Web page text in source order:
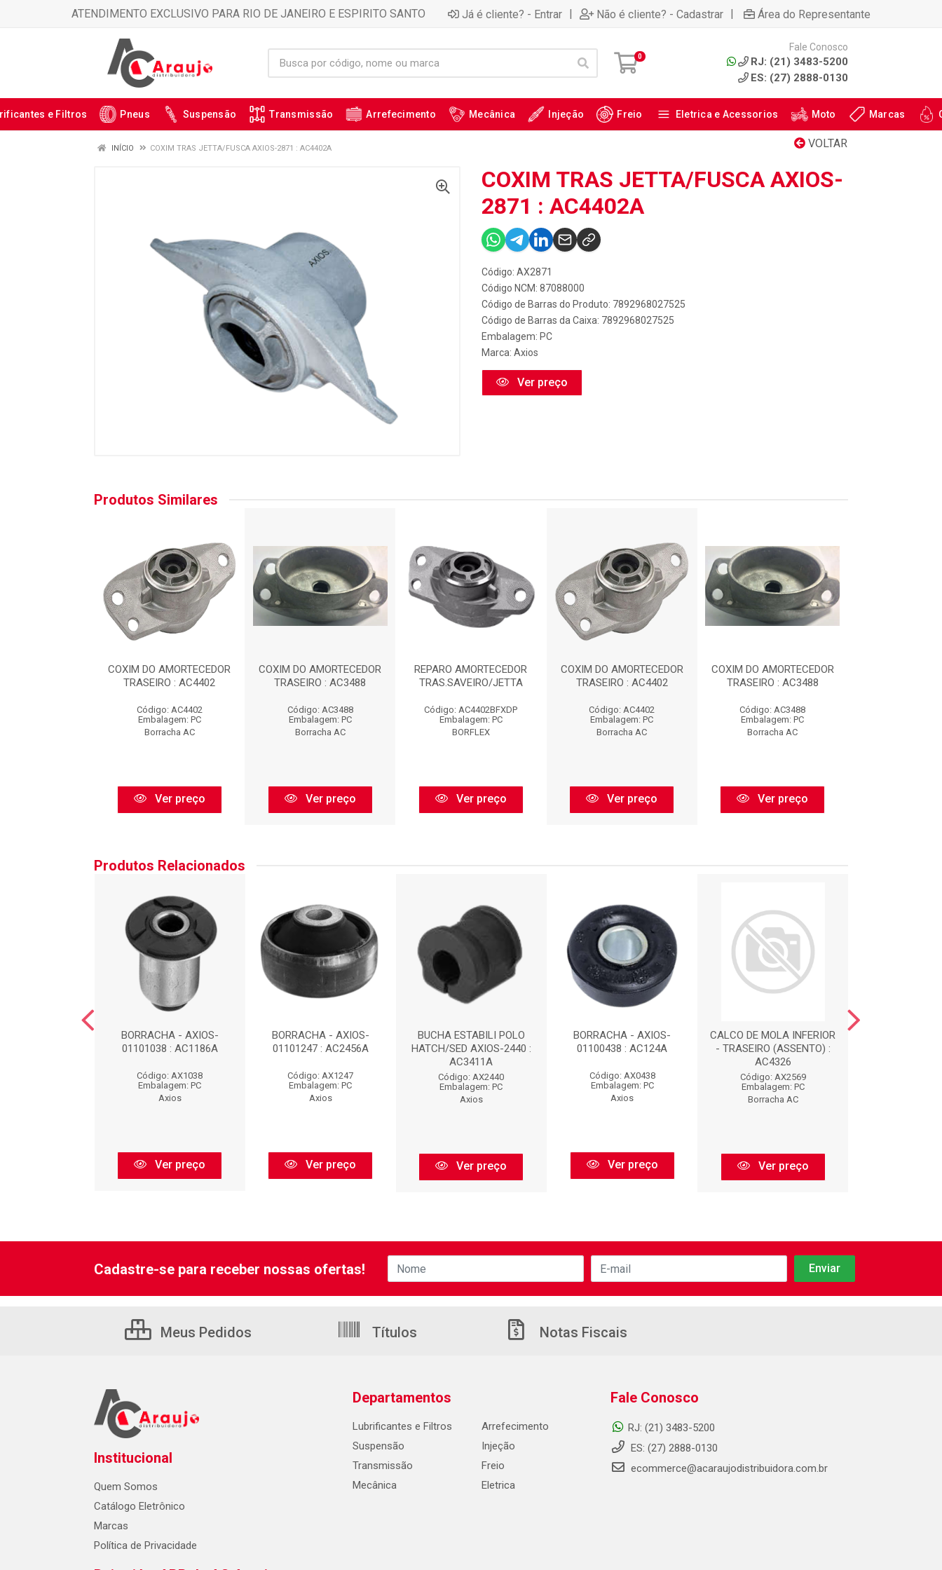
ATENDIMENTO EXCLUSIVO PARA RIO DE JANEIRO E ESPIRITO SANTO Já é cliente? - Entrar | Não é cliente? - Cadastrar | Área do Representante
0
Fale Conosco
RJ: (21) 3483-5200
ES: (27) 2888-0130
e Filtros Pneus Suspensão Transmissão Arrefecimento Mecânica Injeção Freio Eletrica e Acessorios Moto Marcas
VOLTAR
INÍCIO COXIM TRAS JETTA/FUSCA AXIOS-2871 : AC4402A
COXIM TRAS JETTA/FUSCA AXIOS-
2871 : AC4402A
Código: AX2871
Código NCM: 87088000
Código de Barras do Produto: 7892968027525
Código de Barras da Caixa: 7892968027525
Embalagem: PC
Marca: Axios
Ver preço
Produtos Similares
COXIM DO AMORTECEDOR
TRASEIRO : AC4402
Código: AC4402
Embalagem: PC
Borracha AC
Ver preço
COXIM DO AMORTECEDOR
TRASEIRO : AC3488
Código: AC3488
Embalagem: PC
Borracha AC
Ver preço
REPARO AMORTECEDOR
TRAS.SAVEIRO/JETTA
Código: AC4402BFXDP
Embalagem: PC
BORFLEX
Ver preço
COXIM DO AMORTECEDOR
TRASEIRO : AC4402
Código: AC4402
Embalagem: PC
Borracha AC
Ver preço
COXIM DO AMORTECEDOR
TRASEIRO : AC3488
Código: AC3488
Embalagem: PC
Borracha AC
Ver preço
Produtos Relacionados
BORRACHA - AXIOS-
01101038 : AC1186A
Código: AX1038
Embalagem: PC
Axios
Ver preço
BORRACHA - AXIOS-
01101247 : AC2456A
Código: AX1247
Embalagem: PC
Axios
Ver preço
BUCHA ESTABILI POLO
HATCH/SED AXIOS-2440 :
AC3411A
Código: AX2440
Embalagem: PC
Axios
Ver preço
BORRACHA - AXIOS-
01100438 : AC124A
Código: AX0438
Embalagem: PC
Axios
Ver preço
CALCO DE MOLA INFERIOR
- TRASEIRO (ASSENTO) :
AC4326
Código: AX2569
Embalagem: PC
Borracha AC
Ver preço
Cadastre-se para receber nossas ofertas!
Meus Pedidos Títulos Notas Fiscais
Institucional
Quem Somos
Catálogo Eletrônico
Marcas
Política de Privacidade
Departamentos
Lubrificantes e Filtros
Suspensão
Transmissão
Mecânica
Arrefecimento
Injeção
Freio
Eletrica
Fale Conosco
RJ: (21) 3483-5200
ES: (27) 2888-0130
ecommerce@acaraujodistribuidora.com.br